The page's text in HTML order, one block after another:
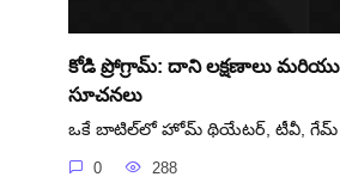
కోడి ప్రోగ్రామ్: దాని లక్షణాలు
సూచనలు
ఒకే బాటిల్‌లో హోమ్ థియేటర్, టీవీ, గేమ్
0 288